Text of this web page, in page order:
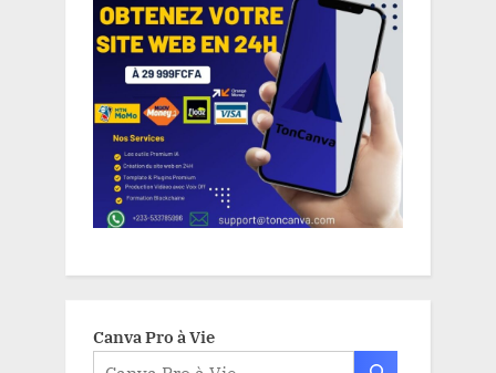
Canva Pro à Vie